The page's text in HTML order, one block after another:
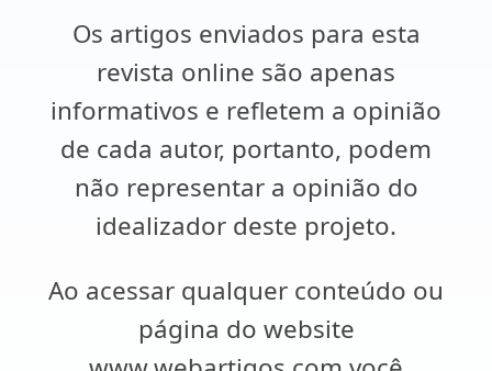
Os artigos enviados para esta
revista online são apenas
informativos e refletem a opinião
de cada autor, portanto, podem
não representar a opinião do
idealizador deste projeto.
Ao acessar qualquer conteúdo ou
página do website